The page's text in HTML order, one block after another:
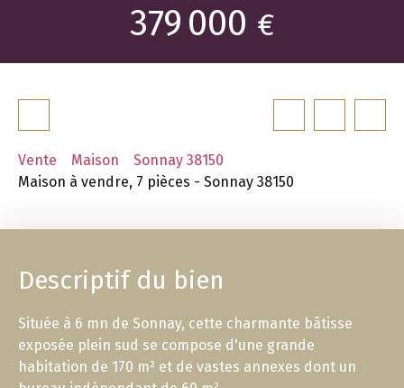
379 000 €
Vente Maison
Sonnay 38150
Maison à vendre, 7 pièces - Sonnay 38150
Descriptif du bien
Située à 6 mn de Sonnay, cette charmante bâtisse
exposée plein sud se compose d'une grande
habitation de 170 m² et de vastes annexes dont un